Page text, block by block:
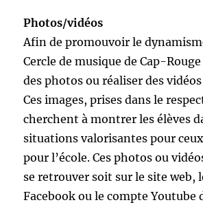
Photos/vidéos
Afin de promouvoir le
Cercle de musique de Cap-
des photos ou réaliser des vidéos
Ces images, prises dans le
cherchent à montrer les élèves
situations valorisantes pour
pour l’école. Ces photos ou
se retrouver soit sur le site web,
Facebook ou le compte Youtube